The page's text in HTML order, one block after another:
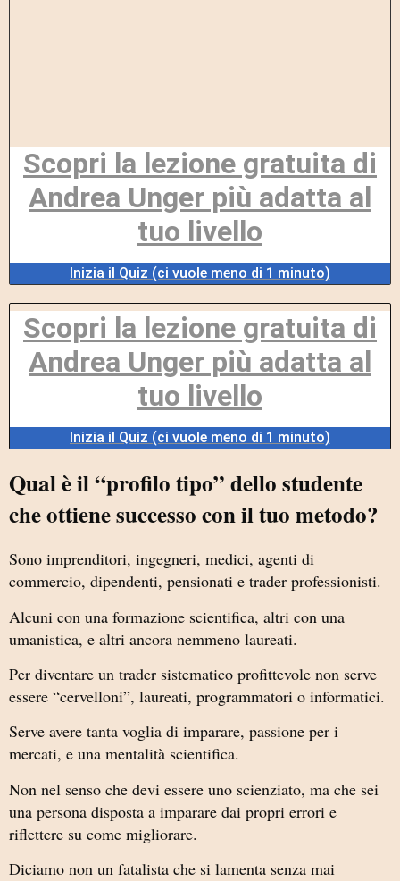
Scopri la lezione gratuita di
Andrea Unger più adatta al
tuo livello
Inizia il Quiz (ci vuole meno di 1 minuto)
Scopri la lezione gratuita di
Andrea Unger più adatta al
tuo livello
Inizia il Quiz (ci vuole meno di 1 minuto)
Qual è il “profilo tipo” dello studente
che ottiene successo con il tuo metodo?
Sono imprenditori, ingegneri, medici, agenti di
commercio, dipendenti, pensionati e trader professionisti.
Alcuni con una formazione scientifica, altri con una
umanistica, e altri ancora nemmeno laureati.
Per diventare un trader sistematico profittevole non serve
essere “cervelloni”, laureati, programmatori o informatici.
Serve avere tanta voglia di imparare, passione per i
mercati, e una mentalità scientifica.
Non nel senso che devi essere uno scienziato, ma che sei
una persona disposta a imparare dai propri errori e
riflettere su come migliorare.
Diciamo non un fatalista che si lamenta senza mai